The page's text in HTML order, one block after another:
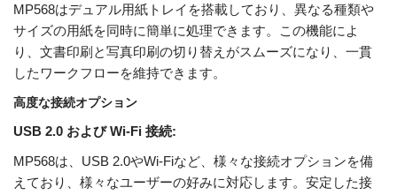
MP568はデュアル用紙トレイを搭載しており、異なる種類や
サイズの用紙を同時に簡単に処理できます。この機能によ
り、文書印刷と写真印刷の切り替えがスムーズになり、一貫
したワークフローを維持できます。
高度な接続オプション
USB 2.0 および Wi-Fi 接続:
MP568は、USB 2.0やWi-Fiなど、様々な接続オプションを備
えており、様々なユーザーの好みに対応します。安定した接